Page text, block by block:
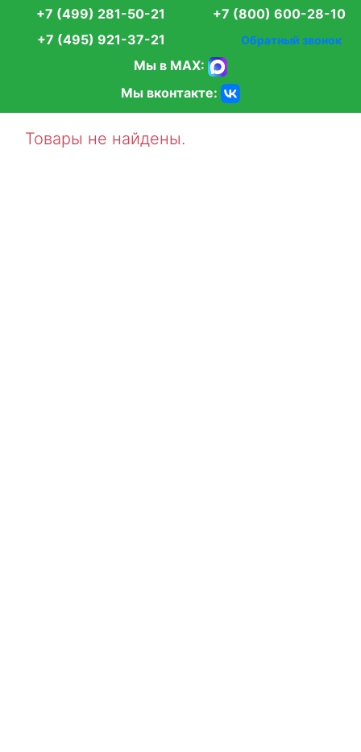
+7 (499) 281-50-21
+7 (495) 921-37-21
+7 (800) 600-28-10
Обратный звонок
Мы в MAX:
Мы вконтакте:
Товары не найдены.